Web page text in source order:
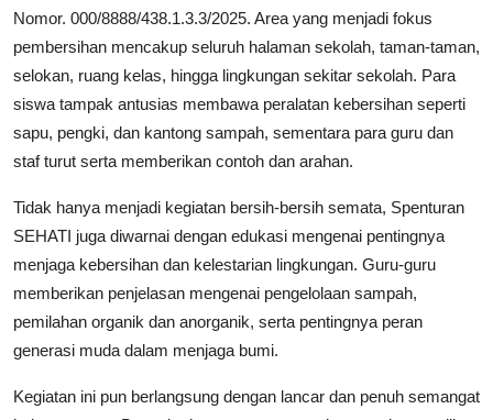
Nomor. 000/8888/438.1.3.3/2025. Area yang menjadi fokus
pembersihan mencakup seluruh halaman sekolah, taman-taman,
selokan, ruang kelas, hingga lingkungan sekitar sekolah. Para
siswa tampak antusias membawa peralatan kebersihan seperti
sapu, pengki, dan kantong sampah, sementara para guru dan
staf turut serta memberikan contoh dan arahan.
Tidak hanya menjadi kegiatan bersih-bersih semata, Spenturan
SEHATI juga diwarnai dengan edukasi mengenai pentingnya
menjaga kebersihan dan kelestarian lingkungan. Guru-guru
memberikan penjelasan mengenai pengelolaan sampah,
pemilahan organik dan anorganik, serta pentingnya peran
generasi muda dalam menjaga bumi.
Kegiatan ini pun berlangsung dengan lancar dan penuh semangat